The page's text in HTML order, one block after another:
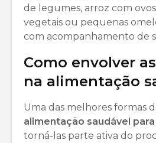
de legumes, arroz com
vegetais ou pequenas
com acompanhamento de
Como envolver
na alimentação
Uma das melhores formas
alimentação saudável
torná-las parte ativa do